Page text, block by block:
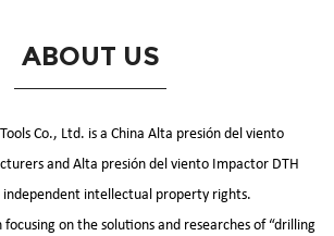
ABOUT US
Co., Ltd. is a China Alta presión del viento
and Alta presión del viento Impactor DTH
intellectual property rights.
focusing on the solutions and researches of “drilling